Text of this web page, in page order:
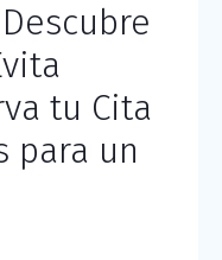
tu Cita
para un